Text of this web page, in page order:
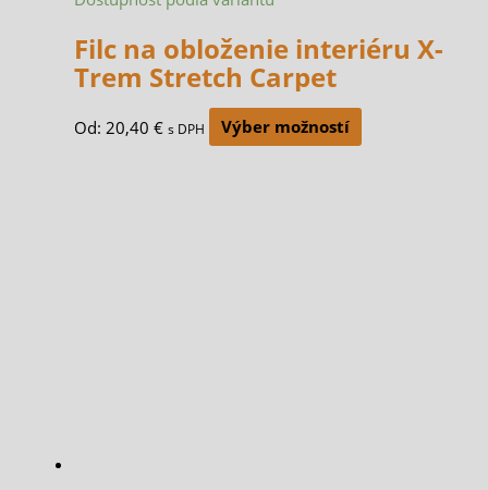
Filc na obloženie interiéru X-
Trem Stretch Carpet
Od: 20,40 € s DPH Výber možností